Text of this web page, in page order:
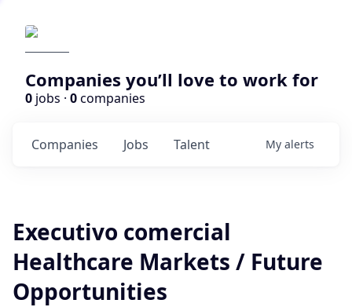
Companies you’ll love to work for
0 jobs · 0companies
Jobs
Companies Talent My alerts
Executivo comercial
Healthcare Markets / Future
Opportunities